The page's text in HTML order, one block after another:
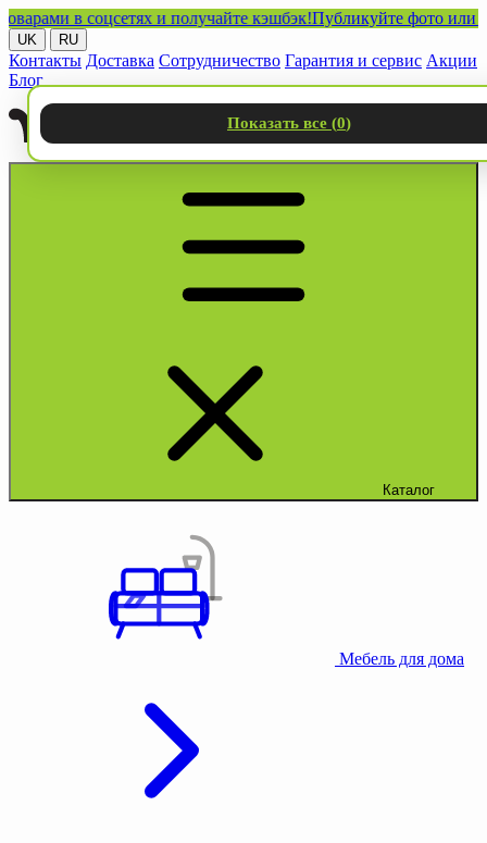
в соцсетях и получайте кэшбэк!Публикуйте фото или
UK RU
Контакты Доставка Сотрудничество Гарантия и сервис Акции
Блог
Каталог
Мебель для дома
Показать все (0)